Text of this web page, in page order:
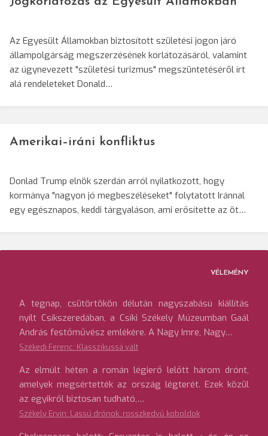
Az Egyesült Államokban biztosított születési jogon járó
állampolgárság megszerzésének korlátozásáról, valamint
az úgynevezett "születési turizmus" megszüntetésérõl írt
alá rendeleteket Donald…
Amerikai–iráni konfliktus
Donlad Trump elnök szerdán arról nyilatkozott, hogy
kormánya "nagyon jó megbeszéléseket" folytatott Iránnal
egy egésznapos, keddi tárgyaláson, ami erősítette az öt…
VÉLEMÉNY
A tegnap, csütörtökön délután nagyszabású kiállítás
nyílt Csíkszeredában, a Csíki Székely Múzeumban Gaál
András festőművész emlékére. A Nagy Imre, Nagy…
Székedi Ferenc: Klasszikussá vált
Az elmúlt héten a román légierő lelőtt három drónt,
amelyek megsértették az ország légterét. Ezek közül
az egyikről biztosan tudható,…
Székely Ervin: Lassú drónok, rosszkedvű koboldok